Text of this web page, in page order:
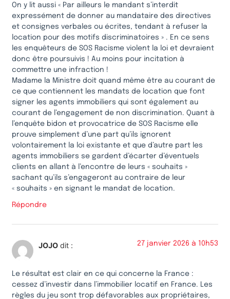
On y lit aussi « Par ailleurs le mandant s’interdit
expressément de donner au mandataire des directives
et consignes verbales ou écrites, tendant à refuser la
location pour des motifs discriminatoires » . En ce sens
les enquêteurs de SOS Racisme violent la loi et devraient
donc être poursuivis ! Au moins pour incitation à
commettre une infraction !
Madame la Ministre doit quand même être au courant de
ce que contiennent les mandats de location que font
signer les agents immobiliers qui sont également au
courant de l’engagement de non discrimination. Quant à
l’enquête bidon et provocatrice de SOS Racisme elle
prouve simplement d’une part qu’ils ignorent
volontairement la loi existante et que d’autre part les
agents immobiliers se gardent d’écarter d’éventuels
clients en allant à l’encontre de leurs « souhaits »
sachant qu’ils s’engageront au contraire de leur
« souhaits » en signant le mandat de location.
Répondre
JOJO dit : 27 janvier 2026 à 10h53
Le résultat est clair en ce qui concerne la France :
cessez d’investir dans l’immobilier locatif en France. Les
règles du jeu sont trop défavorables aux propriétaires,